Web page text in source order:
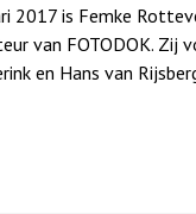
2017 is Femke
van FOTODOK. Zij
en Hans van